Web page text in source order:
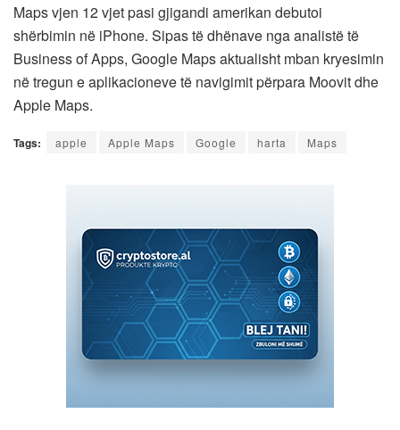
Maps vjen 12 vjet pasi gjigandi amerikan debutoi
shërbimin në iPhone. Sipas të dhënave nga analistë të
Business of Apps, Google Maps aktualisht mban kryesimin
në tregun e aplikacioneve të navigimit përpara Moovit dhe
Apple Maps.
Tags: apple Apple Maps Google harta Maps